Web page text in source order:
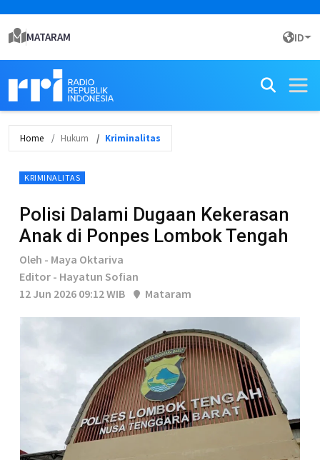
MATARAM ID
Home Hukum Kriminalitas
KRIMINALITAS
Polisi Dalami Dugaan Kekerasan
Anak di Ponpes Lombok Tengah
Oleh - Maya Oktariva
Editor - Hayatun Sofian
12 Jun 2026 09:12 WIB
Mataram